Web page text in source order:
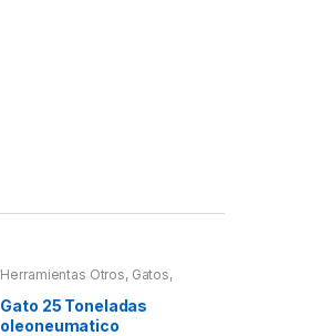
Herramientas Otros, Gatos,
Gato 25 Toneladas
oleoneumatico